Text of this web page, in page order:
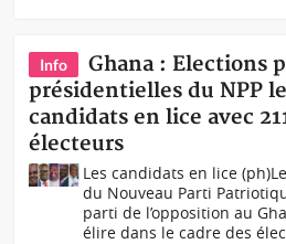
Info
Ghana : Elections
présidentielles du NPP
candidats en lice avec
électeurs
Les candidats en lice
du Nouveau Parti
parti de l’opposition au
élire dans le cadre des